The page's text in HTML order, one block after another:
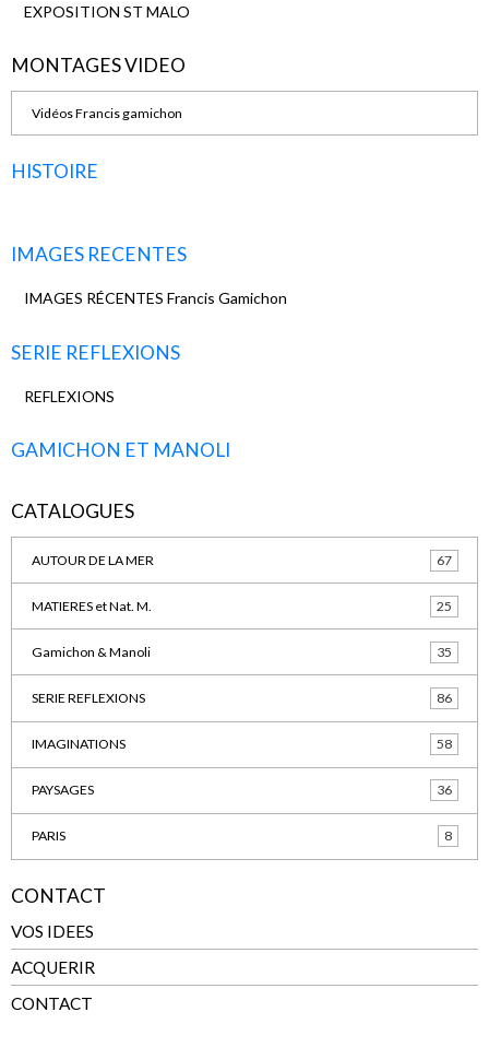
EXPOSITION ST MALO
MONTAGES VIDEO
Vidéos Francis gamichon
HISTOIRE
IMAGES RECENTES
IMAGES RÉCENTES Francis Gamichon
SERIE REFLEXIONS
REFLEXIONS
GAMICHON ET MANOLI
CATALOGUES
AUTOUR DE LA MER 67
MATIERES et Nat. M. 25
Gamichon & Manoli 35
SERIE REFLEXIONS 86
IMAGINATIONS 58
PAYSAGES 36
PARIS 8
CONTACT
VOS IDEES
ACQUERIR
CONTACT